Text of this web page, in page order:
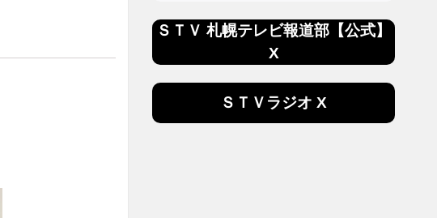
ＳＴＶ 札幌テレビ報道部【公式】
X
ＳＴＶラジオ X